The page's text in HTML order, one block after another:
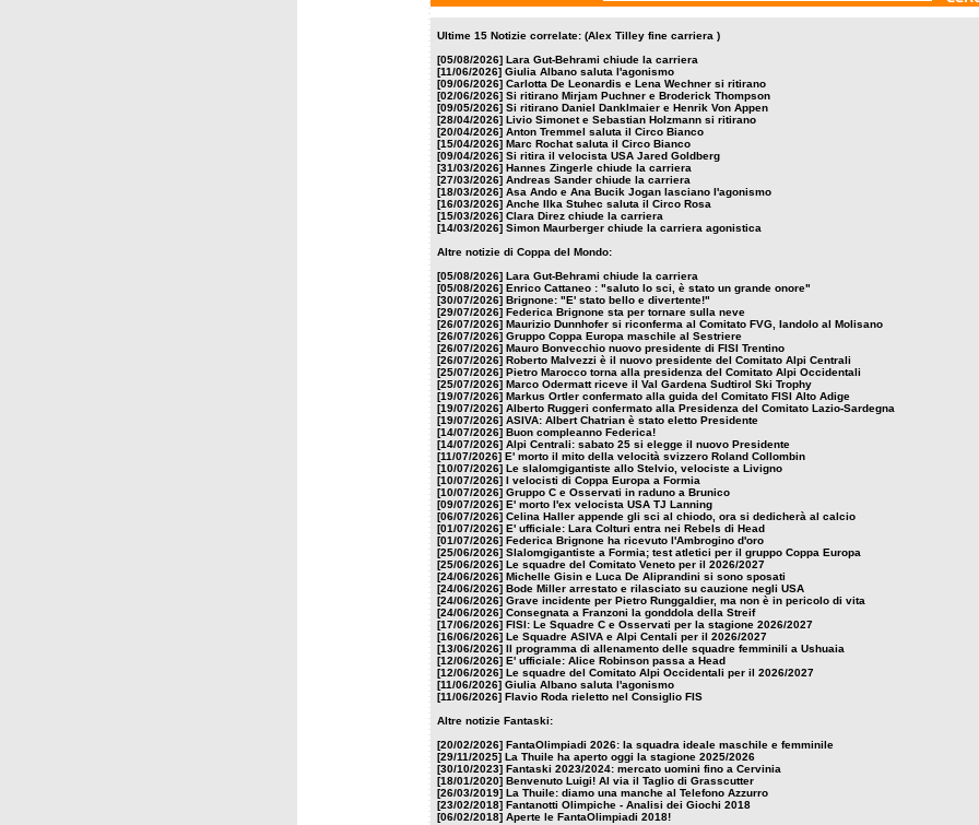
Ultime 15 Notizie correlate: (Alex Tilley fine carriera )
[05/08/2026] Lara Gut-Behrami chiude la carriera
[11/06/2026] Giulia Albano saluta l'agonismo
[09/06/2026] Carlotta De Leonardis e Lena Wechner si ritirano
[02/06/2026] Si ritirano Mirjam Puchner e Broderick Thompson
[09/05/2026] Si ritirano Daniel Danklmaier e Henrik Von Appen
[28/04/2026] Livio Simonet e Sebastian Holzmann si ritirano
[20/04/2026] Anton Tremmel saluta il Circo Bianco
[15/04/2026] Marc Rochat saluta il Circo Bianco
[09/04/2026] Si ritira il velocista USA Jared Goldberg
[31/03/2026] Hannes Zingerle chiude la carriera
[27/03/2026] Andreas Sander chiude la carriera
[18/03/2026] Asa Ando e Ana Bucik Jogan lasciano l'agonismo
[16/03/2026] Anche Ilka Stuhec saluta il Circo Rosa
[15/03/2026] Clara Direz chiude la carriera
[14/03/2026] Simon Maurberger chiude la carriera agonistica
Altre notizie di Coppa del Mondo:
[05/08/2026] Lara Gut-Behrami chiude la carriera
[05/08/2026] Enrico Cattaneo : "saluto lo sci, è stato un grande onore"
[30/07/2026] Brignone: "E' stato bello e divertente!"
[29/07/2026] Federica Brignone sta per tornare sulla neve
[26/07/2026] Maurizio Dunnhofer si riconferma al Comitato FVG, Iandolo al Molisano
[26/07/2026] Gruppo Coppa Europa maschile al Sestriere
[26/07/2026] Mauro Bonvecchio nuovo presidente di FISI Trentino
[26/07/2026] Roberto Malvezzi è il nuovo presidente del Comitato Alpi Centrali
[25/07/2026] Pietro Marocco torna alla presidenza del Comitato Alpi Occidentali
[25/07/2026] Marco Odermatt riceve il Val Gardena Sudtirol Ski Trophy
[19/07/2026] Markus Ortler confermato alla guida del Comitato FISI Alto Adige
[19/07/2026] Alberto Ruggeri confermato alla Presidenza del Comitato Lazio-Sardegna
[19/07/2026] ASIVA: Albert Chatrian è stato eletto Presidente
[14/07/2026] Buon compleanno Federica!
[14/07/2026] Alpi Centrali: sabato 25 si elegge il nuovo Presidente
[11/07/2026] E' morto il mito della velocità svizzero Roland Collombin
[10/07/2026] Le slalomgigantiste allo Stelvio, velociste a Livigno
[10/07/2026] I velocisti di Coppa Europa a Formia
[10/07/2026] Gruppo C e Osservati in raduno a Brunico
[09/07/2026] E' morto l'ex velocista USA TJ Lanning
[06/07/2026] Celina Haller appende gli sci al chiodo, ora si dedicherà al calcio
[01/07/2026] E' ufficiale: Lara Colturi entra nei Rebels di Head
[01/07/2026] Federica Brignone ha ricevuto l'Ambrogino d'oro
[25/06/2026] Slalomgigantiste a Formia; test atletici per il gruppo Coppa Europa
[25/06/2026] Le squadre del Comitato Veneto per il 2026/2027
[24/06/2026] Michelle Gisin e Luca De Aliprandini si sono sposati
[24/06/2026] Bode Miller arrestato e rilasciato su cauzione negli USA
[24/06/2026] Grave incidente per Pietro Runggaldier, ma non è in pericolo di vita
[24/06/2026] Consegnata a Franzoni la gonddola della Streif
[17/06/2026] FISI: Le Squadre C e Osservati per la stagione 2026/2027
[16/06/2026] Le Squadre ASIVA e Alpi Centali per il 2026/2027
[13/06/2026] Il programma di allenamento delle squadre femminili a Ushuaia
[12/06/2026] E' ufficiale: Alice Robinson passa a Head
[12/06/2026] Le squadre del Comitato Alpi Occidentali per il 2026/2027
[11/06/2026] Giulia Albano saluta l'agonismo
[11/06/2026] Flavio Roda rieletto nel Consiglio FIS
Altre notizie Fantaski:
[20/02/2026] FantaOlimpiadi 2026: la squadra ideale maschile e femminile
[29/11/2025] La Thuile ha aperto oggi la stagione 2025/2026
[30/10/2023] Fantaski 2023/2024: mercato uomini fino a Cervinia
[18/01/2020] Benvenuto Luigi! Al via il Taglio di Grasscutter
[26/03/2019] La Thuile: diamo una manche al Telefono Azzurro
[23/02/2018] Fantanotti Olimpiche - Analisi dei Giochi 2018
[06/02/2018] Aperte le FantaOlimpiadi 2018!